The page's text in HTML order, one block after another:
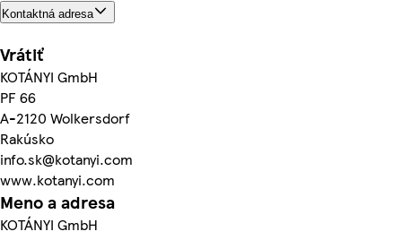
Kontaktná adresa
Vrátiť
KOTÁNYI GmbH
PF 66
A-2120 Wolkersdorf
Rakúsko
info.sk@kotanyi.com
www.kotanyi.com
Meno a adresa
KOTÁNYI GmbH